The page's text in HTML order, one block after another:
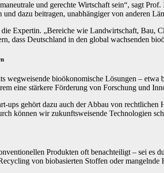
und gerechte Wirtschaft sein“, sagt
dazu beitragen, unabhängiger von anderen
Expertin. „Bereiche wie Landwirtschaft,
dass Deutschland in den global wachsenden
wegweisende bioökonomische Lösungen –
eine stärkere Förderung von Forschung und
ups gehört dazu auch der Abbau von
können wir zukunftsweisende Technologien
Produkten oft benachteiligt – sei es
von biobasierten Stoffen oder mangelnde